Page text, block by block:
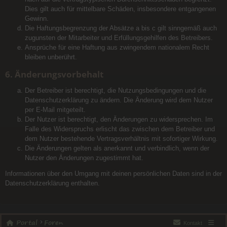
Dies gilt auch für mittelbare Schäden, insbesondere entgangenen
Gewinn.
Die Haftungsbegrenzung der Absätze a bis c gilt sinngemäß auch
zugunsten der Mitarbeiter und Erfüllungsgehilfen des Betreibers.
Ansprüche für eine Haftung aus zwingendem nationalem Recht
bleiben unberührt.
6. Änderungsvorbehalt
Der Betreiber ist berechtigt, die Nutzungsbedingungen und die
Datenschutzerklärung zu ändern. Die Änderung wird dem Nutzer
per E-Mail mitgeteilt.
Der Nutzer ist berechtigt, den Änderungen zu widersprechen. Im
Falle des Widerspruchs erlischt das zwischen dem Betreiber und
dem Nutzer bestehende Vertragsverhältnis mit sofortiger Wirkung.
Die Änderungen gelten als anerkannt und verbindlich, wenn der
Nutzer den Änderungen zugestimmt hat.
Informationen über den Umgang mit deinen persönlichen Daten sind in der
Datenschutzerklärung enthalten.
Portal Foren Kontakt